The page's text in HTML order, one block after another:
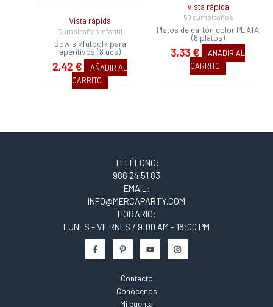
Vista rápida
Cumpleaños infantil
Bowls «futbol» para
aperitivos (8 uds)
2,42 €
AÑADIR AL
CARRITO
Vista rápida
50 cumpleaños
Platos de cartón color PLATA
(8 platos)
3,33 €
AÑADIR AL
CARRITO
TELÉFONO:
986 24 51 83
EMAIL:
INFO@MERCAPARTY.COM
HORARIO:
LUNES - VIERNES / 9:00 AM - 18:00 PM
Contacto
Conócenos
Mi cuenta